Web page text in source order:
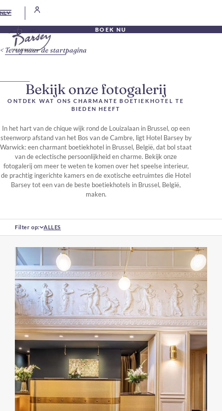
NL
BOEK NU
Bekijk onze fotogalerij
ONTDEK WAT ONS CHARMANTE BOETIEKHOTEL TE
BIEDEN HEEFT
In het hart van de chique wijk rond de Louizalaan in Brussel, op een
steenworp afstand van het Bos van de Cambre, ligt Hotel Barsey by
Warwick: een charmant boetiekhotel in Brussel, België, dat bol staat
van de eclectische persoonlijkheid en charme. Bekijk onze
fotogalerij om meer te weten te komen over het speelse interieur,
de prachtig ingerichte kamers en de exotische eetruimtes die Hotel
Barsey tot een van de beste boetiekhotels in Brussel, België,
maken.
Terug naar de startpagina
Filter op: ALLES